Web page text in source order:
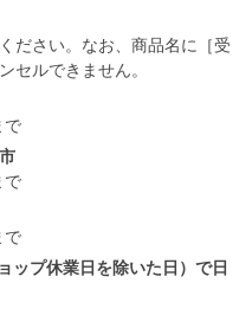
ださい。なお、商品名に［受
セルできません。
で
で
で
ップ休業日を除いた日）で日